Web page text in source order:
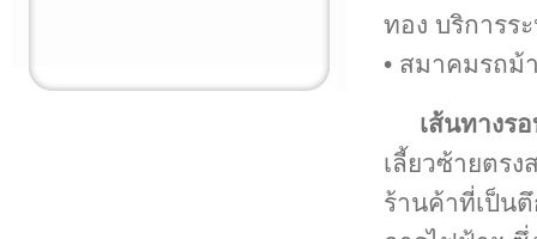
ทอง บริการร
• สมาคมรถม้
เส้นทางร
เลี้ยวซ้ายตร
ร้านค้าที่เป็น